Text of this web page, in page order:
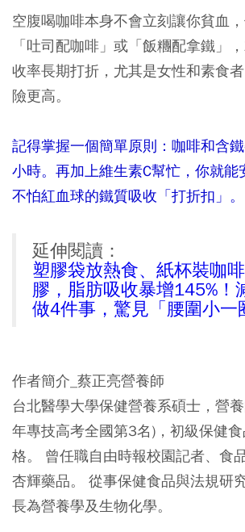
空腹喝咖啡本身不會立刻讓你貧血
「吐司配咖啡」或「飯糰配拿鐵」
收率長期打折，尤其是女性和素食
險更高。
記得掌握一個簡單原則：咖啡和含
小時。再加上維生素C幫忙，你就能
不怕紅血球的鐵質吸收「打折扣」。
延伸閱讀：
塑膠袋放熱食、紙杯裝咖
膠，脂肪吸收暴增145%！
做4件事，驚見「腰圍小一
作者簡介_蔡正亮營養師
台北醫學大學保健營養系碩士，營
年專技高考全國第3名)，初級保健
格。 曾任職自由時報校園記者、食
杏輝藥品。 從事保健食品與法規研
長為營養學及生物化學。